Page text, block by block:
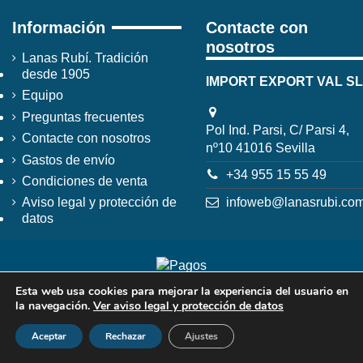
Información
Lanas Rubí. Tradición
desde 1905
Equipo
Preguntas frecuentes
Contacte con nosotros
Gastos de envío
Condiciones de venta
Aviso legal y protección de
datos
Contacte con
nosotros
IMPORT EXPORT VAL SL
Pol Ind. Parsi, C/ Parsi 4,
nº10 41016 Sevilla
+34 955 15 55 49
Esta web usa cookies para mejorar la experiencia del usuario en
la navegación. Ver aviso legal y protección de datos
Aceptar Rechazar Ajustes